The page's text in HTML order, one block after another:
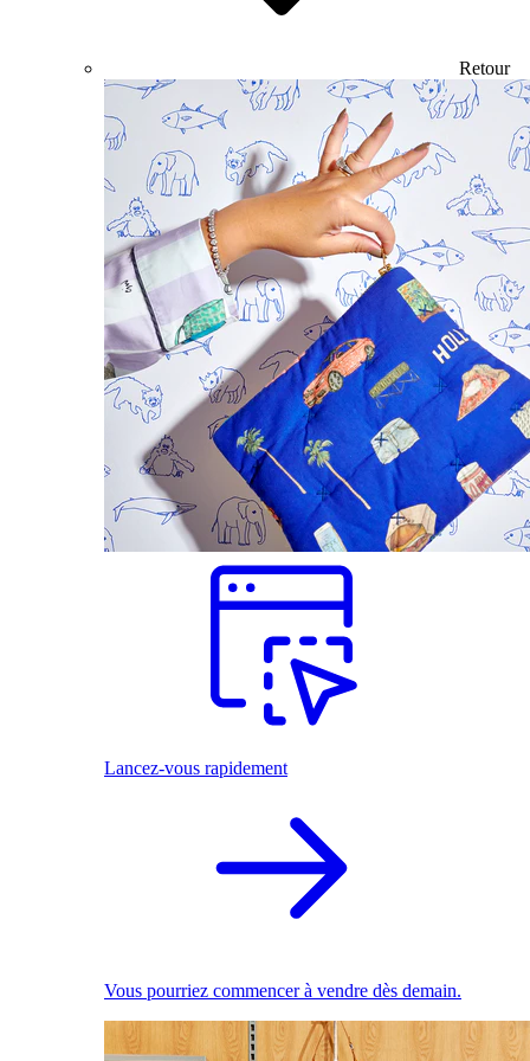
Retour
Lancez-vous rapidement
Vous pourriez commencer à vendre dès demain.